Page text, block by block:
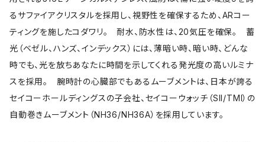
るサファイアクリスタルを採用し、視野性を確保するため、ARコー
ティングを施したコダワリ。 耐水、防水性は、20気圧を確保。 蓄
光（ベゼル、ハンズ、インデックス）には、薄暗い時、暗い時、どんな
時でも、光を放ちあなたに時間を示してくれる発光度の高いルミナ
スを採用。 腕時計の心臓部でもあるムーブメントは、日本が誇る
セイコーホールディングスの子会社、セイコーウォッチ（SII/TMI）の
自動巻きムーブメント（NH36/NH36A）を採用しています。